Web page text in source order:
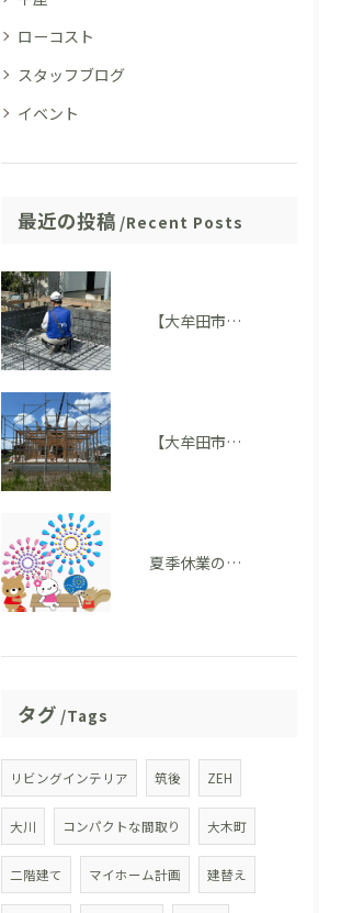
ローコスト
スタッフブログ
イベント
最近の投稿 Recent Posts
【大牟田市M様邸】配筋検査に適合しました。完成後には見えない部分も大切にしています
【大牟田市 T様邸】上棟を迎えました！いよいよ住まいの形が見えてきました
夏季休業のお知らせ
タグ Tags
リビングインテリア 筑後 ZEH
大川 コンパクトな間取り 大木町
二階建て マイホーム計画 建替え